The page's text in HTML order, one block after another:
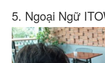
5. Ngoại Ngữ